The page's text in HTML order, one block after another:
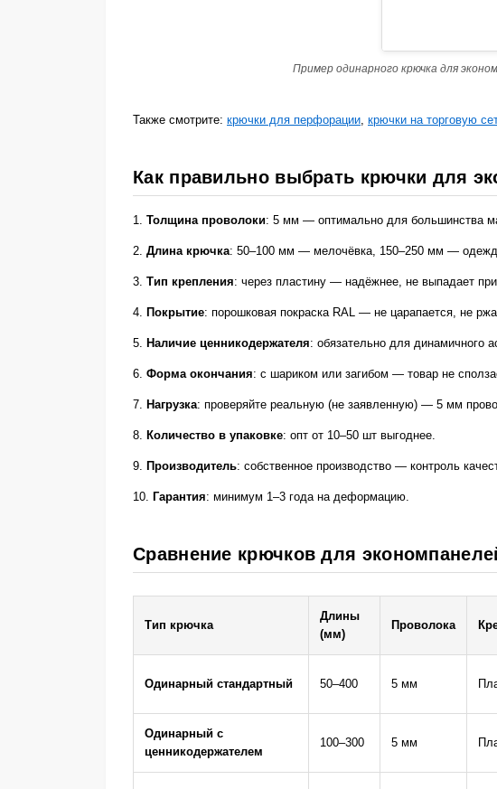
Пример одинарного крючка для
Также смотрите: крючки для перфорации, крючки на торговую
Как правильно выбрать крючки для
1. Толщина проволоки: 5 мм — оптимально для большинства
2. Длина крючка: 50–100 мм — мелочёвка, 150–250 мм —
3. Тип крепления: через пластину — надёжнее, не выпадает при
4. Покрытие: порошковая покраска RAL — не царапается, не
5. Наличие ценникодержателя: обязательно для динамичного
6. Форма окончания: с шариком или загибом — товар не
7. Нагрузка: проверяйте реальную (не заявленную) — 5 мм
8. Количество в упаковке: опт от 10–50 шт выгоднее.
9. Производитель: собственное производство — контроль
10. Гарантия: минимум 1–3 года на деформацию.
Сравнение крючков для
Тип крючка
Длины
(мм)
Проволока
Одинарный стандартный 50–400 5 мм
Одинарный с
ценникодержателем
100–300 5 мм